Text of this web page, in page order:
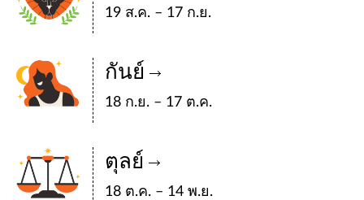
19 ส.ค. – 17 ก.ย.
กันย์
18 ก.ย. – 17 ต.ค.
ตุลย์
18 ต.ค. – 14 พ.ย.